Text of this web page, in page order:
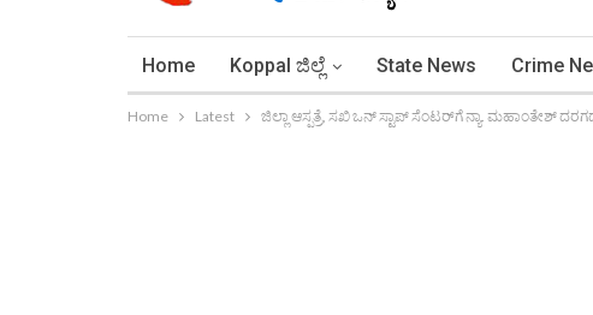
Home Koppal ಜಿಲ್ಲೆ State News Crime
Home Latest ಜಿಲ್ಲಾ ಆಸ್ಪತ್ರೆ, ಸಖಿ ಒನ್ ಸ್ಟಾಪ್ ಸೆಂಟರ್‌ಗೆ ನ್ಯಾ. ಮಹಾಂತೇಶ್